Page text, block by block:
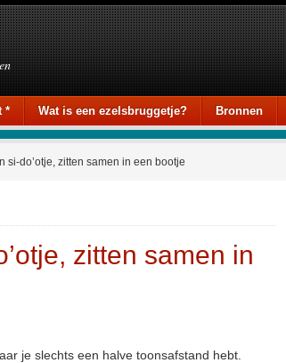
* Wat is een ezelsbruggetje? Bronnen
si-do’otje, zitten samen in een bootje
zitten samen in
je slechts een halve toonsafstand hebt.